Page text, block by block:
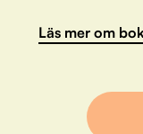
Läs mer om